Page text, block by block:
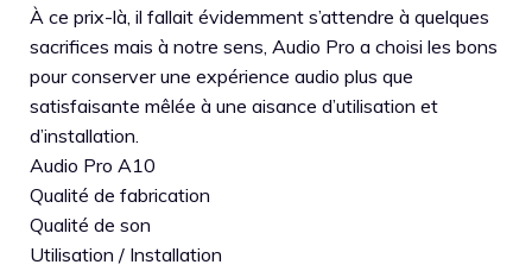
À ce prix-là, il fallait évidemment s’attendre à quelques
sacrifices mais à notre sens, Audio Pro a choisi les bons
pour conserver une expérience audio plus que
satisfaisante mêlée à une aisance d’utilisation et
d’installation.
Audio Pro A10
Qualité de fabrication
Qualité de son
Utilisation / Installation